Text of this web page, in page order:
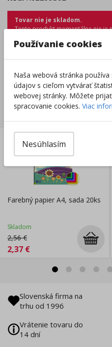
Tovar nie je skladom.
Tento produkt momentálne nie je
Výrobca/Distribútor
Súvisiace
Farebný papier A4, sada 20ks
Skladom
2,56€
2,37 €
Slovenská firma na
trhu od 1996
Vrátenie tovaru do
14 dní
Používanie cookies
Naša webová stránka
údajov s cieľom vytvárať
webovej stránky. Môžete
spracovanie cookies. Viac
Nesúhlasím